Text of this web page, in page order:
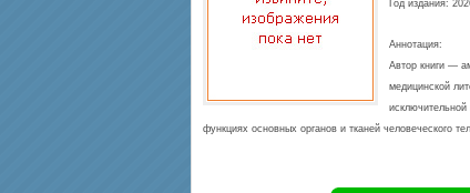
Год издания:
Аннотация:
Автор книги —
медицинской
исключительной
функциях основных органов и тканей человеческого